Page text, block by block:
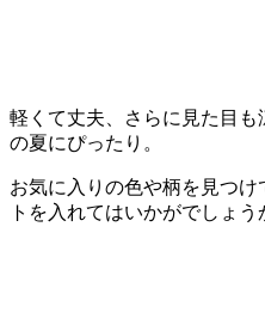
軽くて丈夫、さらに見た目も
の夏にぴったり。
お気に入りの色や柄を見つ
トを入れてはいかがでしょう